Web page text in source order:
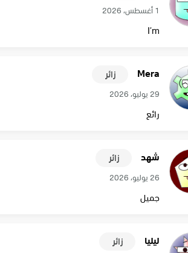
1 أغسطس، 2026
I’m
Mera زائر
29 يوليو، 2026
رائع
شهد زائر
26 يوليو، 2026
جميل
ليليا زائر